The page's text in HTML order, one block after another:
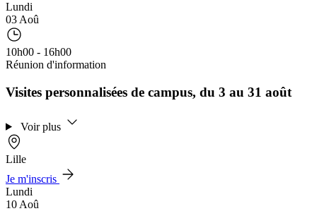
Lundi
03 Aoû
10h00 - 16h00
Réunion d'information
Visites personnalisées de campus, du 3 au 31 août
Voir plus
Lille
Je m'inscris
Lundi
10 Aoû